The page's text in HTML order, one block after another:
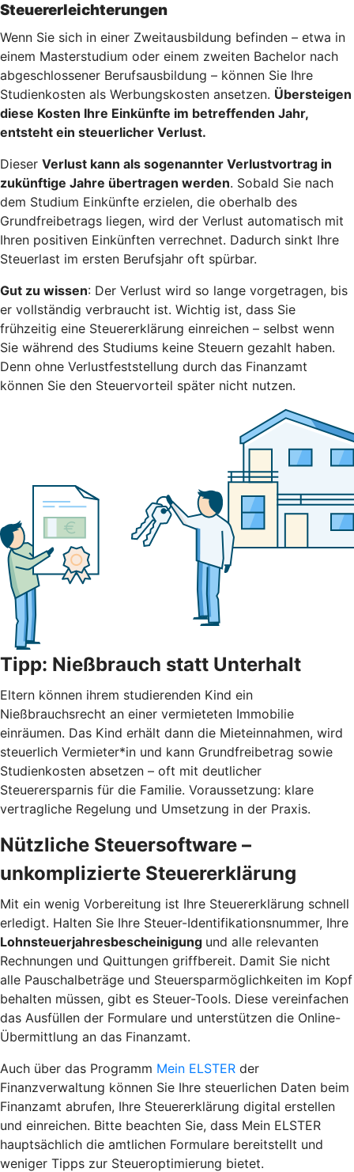
Steuererleichterungen
Wenn Sie sich in einer Zweitausbildung befinden – etwa in
einem Masterstudium oder einem zweiten Bachelor nach
abgeschlossener Berufsausbildung – können Sie Ihre
Studienkosten als Werbungskosten ansetzen. Übersteigen
diese Kosten Ihre Einkünfte im betreffenden Jahr,
entsteht ein steuerlicher Verlust.
Dieser Verlust kann als sogenannter Verlustvortrag in
zukünftige Jahre übertragen werden. Sobald Sie nach
dem Studium Einkünfte erzielen, die oberhalb des
Grundfreibetrags liegen, wird der Verlust automatisch mit
Ihren positiven Einkünften verrechnet. Dadurch sinkt Ihre
Steuerlast im ersten Berufsjahr oft spürbar.
Gut zu wissen: Der Verlust wird so lange vorgetragen, bis
er vollständig verbraucht ist. Wichtig ist, dass Sie
frühzeitig eine Steuererklärung einreichen – selbst wenn
Sie während des Studiums keine Steuern gezahlt haben.
Denn ohne Verlustfeststellung durch das Finanzamt
können Sie den Steuervorteil später nicht nutzen.
Tipp: Nießbrauch statt Unterhalt
Eltern können ihrem studierenden Kind ein
Nießbrauchsrecht an einer vermieteten Immobilie
einräumen. Das Kind erhält dann die Mieteinnahmen, wird
steuerlich Vermieter*in und kann Grundfreibetrag sowie
Studienkosten absetzen – oft mit deutlicher
Steuerersparnis für die Familie. Voraussetzung: klare
vertragliche Regelung und Umsetzung in der Praxis.
Nützliche Steuersoftware –
unkomplizierte Steuererklärung
Mit ein wenig Vorbereitung ist Ihre Steuererklärung schnell
erledigt. Halten Sie Ihre Steuer-Identifikationsnummer, Ihre
Lohnsteuerjahresbescheinigung und alle relevanten
Rechnungen und Quittungen griffbereit. Damit Sie nicht
alle Pauschalbeträge und Steuersparmöglichkeiten im Kopf
behalten müssen, gibt es Steuer-Tools. Diese vereinfachen
das Ausfüllen der Formulare und unterstützen die Online-
Übermittlung an das Finanzamt.
Auch über das Programm Mein ELSTER der
Finanzverwaltung können Sie Ihre steuerlichen Daten beim
Finanzamt abrufen, Ihre Steuererklärung digital erstellen
und einreichen. Bitte beachten Sie, dass Mein ELSTER
hauptsächlich die amtlichen Formulare bereitstellt und
weniger Tipps zur Steueroptimierung bietet.